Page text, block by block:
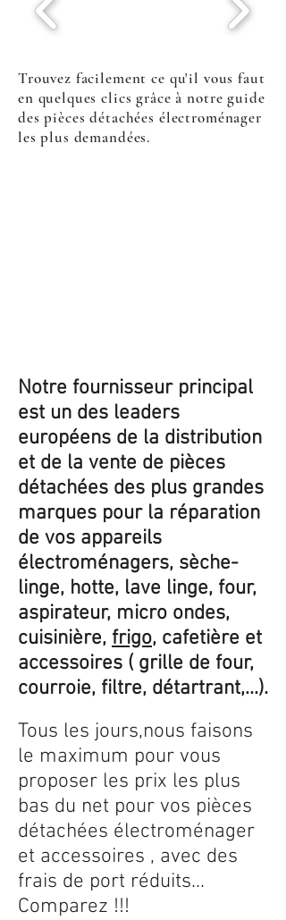
Trouvez facilement ce qu'il vous faut
en quelques clics grâce à notre guide
des pièces détachées électroménager
les plus demandées.
Notre fournisseur principal
est un des leaders
européens de la distribution
et de la vente de pièces
détachées des plus grandes
marques pour la réparation
de vos appareils
électroménagers, sèche-
linge, hotte, lave linge, four,
aspirateur, micro ondes,
cuisinière, frigo, cafetière et
accessoires ( grille de four,
courroie, filtre, détartrant,...).
Tous les jours,nous faisons
le maximum pour vous
proposer les prix les plus
bas du net pour vos pièces
détachées électroménager
et accessoires , avec des
frais de port réduits...
Comparez !!!